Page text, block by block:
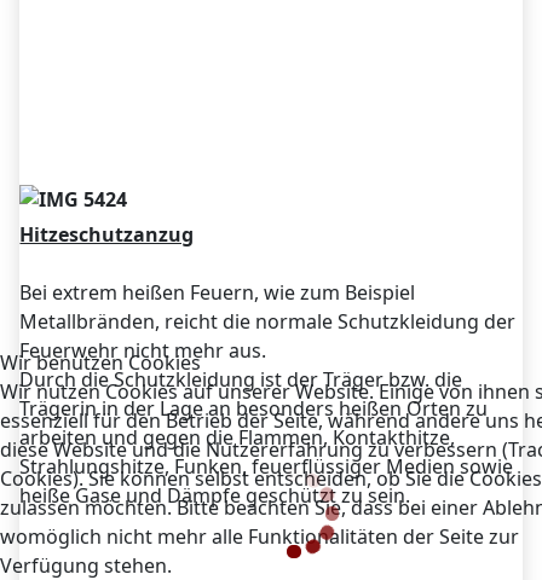
Hitzeschutzanzug
Bei extrem heißen Feuern, wie zum Beispiel
Metallbränden, reicht die normale Schutzkleidung der
Feuerwehr nicht mehr aus.
Durch die Schutzkleidung ist der Träger bzw. die
Trägerin in der Lage an besonders heißen Orten zu
arbeiten und gegen die Flammen, Kontakthitze,
Strahlungshitze, Funken, feuerflüssiger Medien sowie
heiße Gase und Dämpfe geschützt zu sein.
Wir benutzen Cookies
Wir nutzen Cookies auf unserer Website. Einige von ihnen
essenziell für den Betrieb der Seite, während andere uns
diese Website und die Nutzererfahrung zu verbessern
Cookies). Sie können selbst entscheiden, ob Sie die Cookies
zulassen möchten. Bitte beachten Sie, dass bei einer
womöglich nicht mehr alle Funktionalitäten der Seite zur
Verfügung stehen.